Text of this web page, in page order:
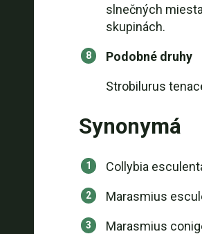
slnečných
skupinách.
Podobné druhy
Strobilurus
Synonymá
Collybia
Marasmius
Marasmius